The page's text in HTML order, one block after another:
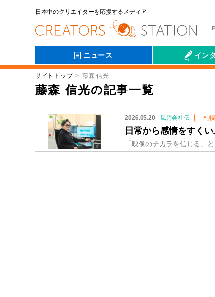
日本中のクリエイターを応援するメディア
ニュース イン
サイトトップ 藤森 信光
藤森 信光の記事一覧
2026.05.20 風雲会社伝 札幌
日常から感情をすく